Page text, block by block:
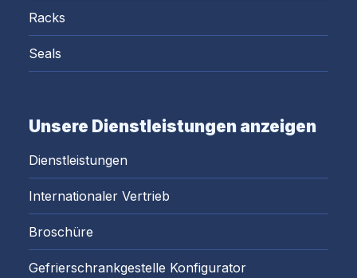
Racks
Seals
Unsere Dienstleistungen anzeigen
Dienstleistungen
Internationaler Vertrieb
Broschüre
Gefrierschrankgestelle Konfigurator